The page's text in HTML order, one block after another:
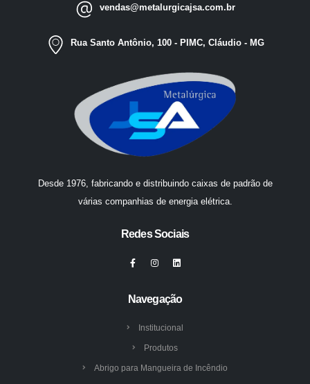
vendas@metalurgicajsa.com.br
Rua Santo Antônio, 100 - PIMC, Cláudio - MG
Desde 1976, fabricando e distribuindo caixas de padrão de
várias companhias de energia elétrica.
Redes Sociais
Navegação
Institucional
Produtos
Abrigo para Mangueira de Incêndio